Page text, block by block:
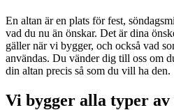
En altan är en plats för fest,
vad du nu än önskar. Det är dina
gäller när vi bygger, och också vad
användas. Du vänder dig till oss om
din altan precis så som du vill ha den.
Vi bygger alla typer av